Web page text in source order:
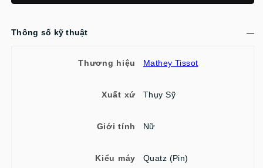
Thông số kỹ thuật
Thương hiệu Mathey Tissot
Xuất xứ Thụy Sỹ
Giới tính Nữ
Kiểu máy Quatz (Pin)